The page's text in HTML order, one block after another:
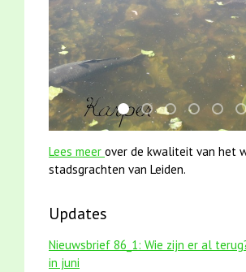
smoelenboek fifi en
karper met
jun2021 zaklv
Lees meer over de kwaliteit van het
stadsgrachten van Leiden.
Updates
Nieuwsbrief 86_1: Wie zijn er al
in juni